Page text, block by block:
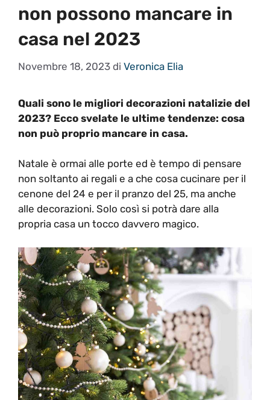
non possono mancare in
casa nel 2023
Novembre 18, 2023 di Veronica Elia
Quali sono le migliori decorazioni natalizie del
2023? Ecco svelate le ultime tendenze: cosa
non può proprio mancare in casa.
Natale è ormai alle porte ed è tempo di pensare
non soltanto ai regali e a che cosa cucinare per il
cenone del 24 e per il pranzo del 25, ma anche
alle decorazioni. Solo così si potrà dare alla
propria casa un tocco davvero magico.